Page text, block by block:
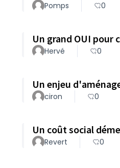
Pomps 0
Un grand OUI pour
Hervé 0
Un enjeu
ciron 0
Un coût social
Revert 0